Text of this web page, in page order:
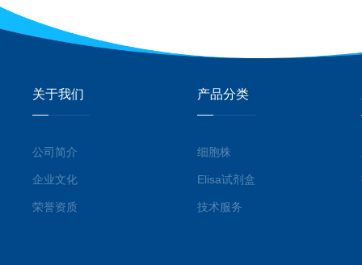
关于我们
公司简介
企业文化
荣誉资质
产品分类
细胞株
Elisa试剂盒
技术服务